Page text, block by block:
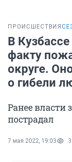
ПРОИСШЕСТВИЯ
В
факту
округе.
о гибели
Ранее власти
пострадал
7 мая 2022, 19:03